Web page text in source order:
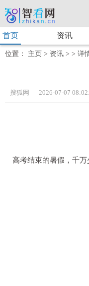
首页 资讯
位置： 主页 > 资讯 > > 详
搜狐网 2026-07-07
高考结束的暑假，千